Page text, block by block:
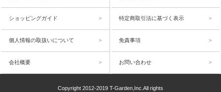
ショッピングガイド 特定商取引法に基づく表示
個人情報の取扱いについて 免責事項
会社概要 お問い合わせ
Copyright 2012-2019 T-Garden,Inc.All rights